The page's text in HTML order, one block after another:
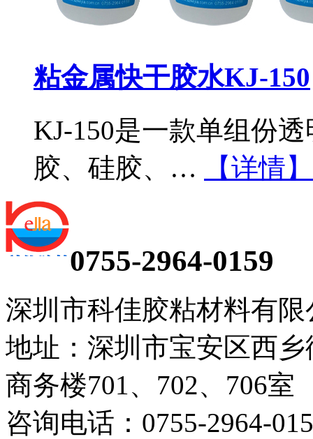
粘金属快干胶水KJ-150
KJ-150是一款单组份
胶、硅胶、…
【详情】
0755-2964-0159
深圳市科佳胶粘材料有限
地址：深圳市宝安区西
商务楼701、702、706室
咨询电话：0755-2964-